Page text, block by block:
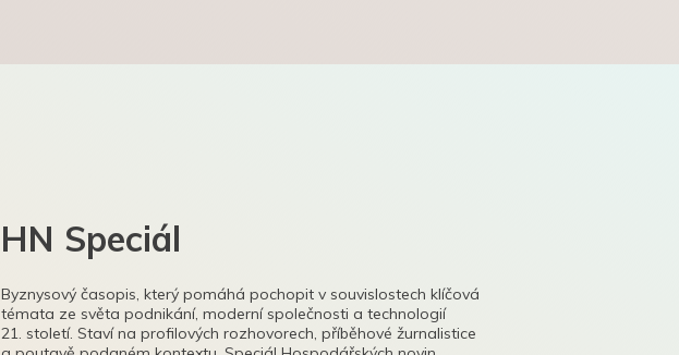
HN Speciál
Byznysový časopis, který pomáhá pochopit v souvislostech klíčová
témata ze světa podnikání, moderní společnosti a technologií
21. století. Staví na profilových rozhovorech, příběhové žurnalistice